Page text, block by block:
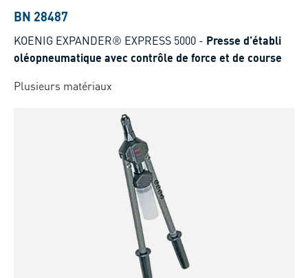
BN 28487
KOENIG EXPANDER® EXPRESS 5000 - Presse d'établi
oléopneumatique avec contrôle de force et de course
Plusieurs matériaux